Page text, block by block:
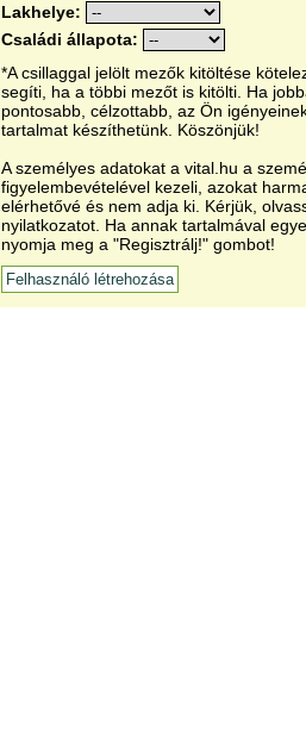
Lakhelye:
Családi állapota:
*A csillaggal jelölt mezők kitöltése
segíti, ha a többi mezőt is kitölti. Ha
pontosabb, célzottabb, az Ön
tartalmat készíthetünk. Köszönjük!
A személyes adatokat a vital.hu a
figyelembevételével kezeli, azokat
elérhetővé és nem adja ki. Kérjük,
nyilatkozatot. Ha annak tartalmával
nyomja meg a "Regisztrálj!" gombot!